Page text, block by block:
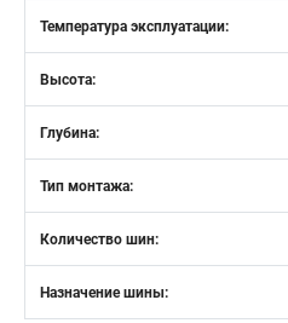
Температура эксплуатации:
Высота:
Глубина:
Тип монтажа:
Количество шин:
Назначение шины: